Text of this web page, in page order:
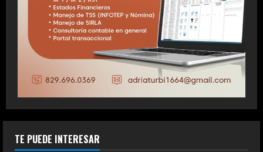
TE PUEDE INTERESAR